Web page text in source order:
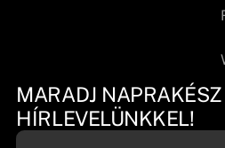
MARADJ NAPRAKÉSZ
HÍRLEVELÜNKKEL!